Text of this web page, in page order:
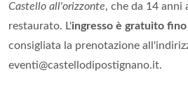
Castello all'orizzonte, che da 14 anni
restaurato. L'ingresso è gratuito
consigliata la prenotazione
eventi@castellodipostignano.it.